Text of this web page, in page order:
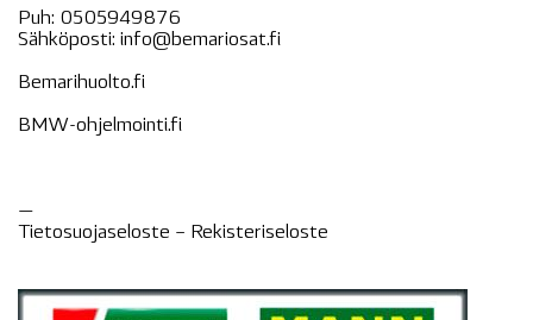
Puh: 0505949876
Sähköposti: info@bemariosat.fi
Bemarihuolto.fi
BMW-ohjelmointi.fi
—
Tietosuojaseloste – Rekisteriseloste